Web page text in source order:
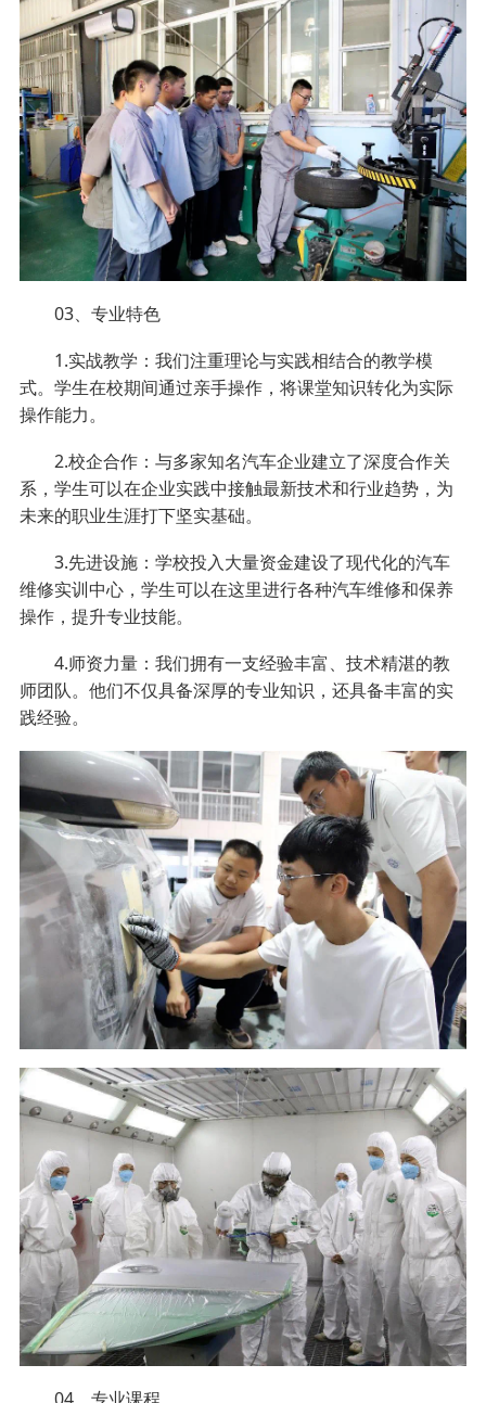
03、专业特色
1.实战教学：我们注重理论与实践相结合的教学模
式。学生在校期间通过亲手操作，将课堂知识转化为实际
操作能力。
2.校企合作：与多家知名汽车企业建立了深度合作关
系，学生可以在企业实践中接触最新技术和行业趋势，为
未来的职业生涯打下坚实基础。
3.先进设施：学校投入大量资金建设了现代化的汽车
维修实训中心，学生可以在这里进行各种汽车维修和保养
操作，提升专业技能。
4.师资力量：我们拥有一支经验丰富、技术精湛的教
师团队。他们不仅具备深厚的专业知识，还具备丰富的实
践经验。